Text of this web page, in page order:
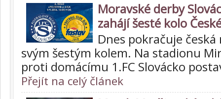
Moravské derby
zahájí šesté kolo
Dnes pokračuje
svým šestým kolem. Na stadionu
proti domácímu 1.FC Slovácko
Přejít na celý článek